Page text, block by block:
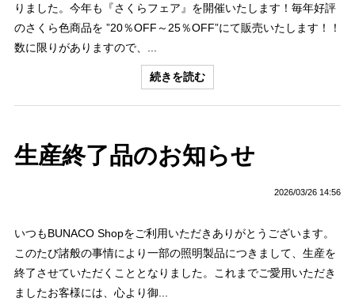
りました。今年も『さくらフェア』を開催いたします！毎年好評
のさくら色商品を ”20％OFF～25％OFF”にて販売いたします！！
数に限りがありますので、...
続きを読む
生産終了品のお知らせ
2026/03/26 14:56
いつもBUNACO Shopをご利用いただきありがとうございます。
このたび諸般の事情により一部の照明製品につきまして、生産を
終了させていただくこととなりました。これまでご愛用いただき
ましたお客様には、心より御...